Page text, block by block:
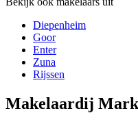
Diepenheim
Goor
Enter
Zuna
Rijssen
Makelaardij